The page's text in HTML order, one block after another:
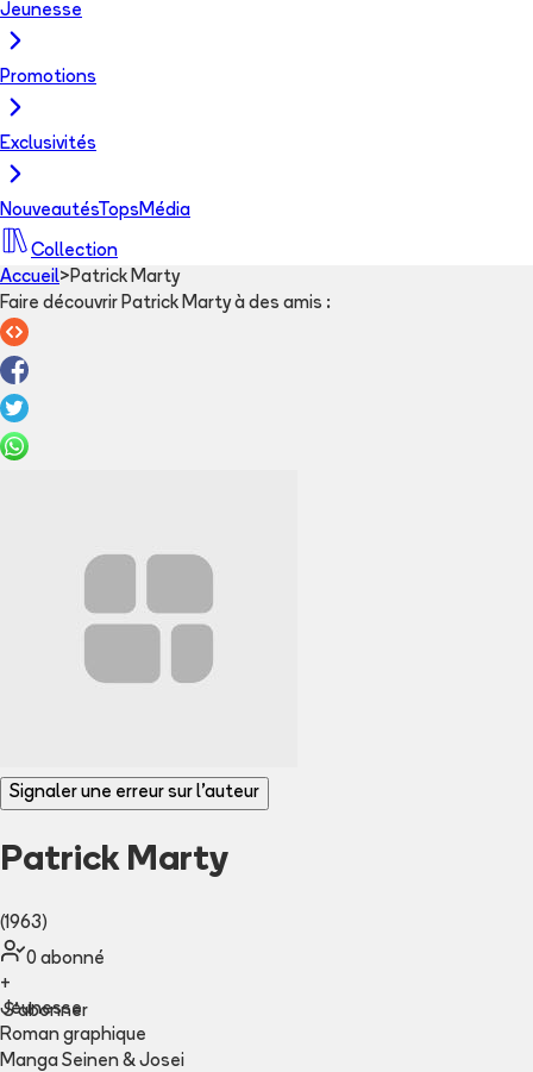
Jeunesse
Promotions
Exclusivités
NouveautésTops Média
Collection
Accueil> Patrick Marty
Faire découvrir Patrick Marty à des amis :
Signaler une erreur sur l'auteur
Patrick Marty
(1963)
0 abonné
+
S'abonner
Jeunesse
Roman graphique
Manga Seinen & Josei